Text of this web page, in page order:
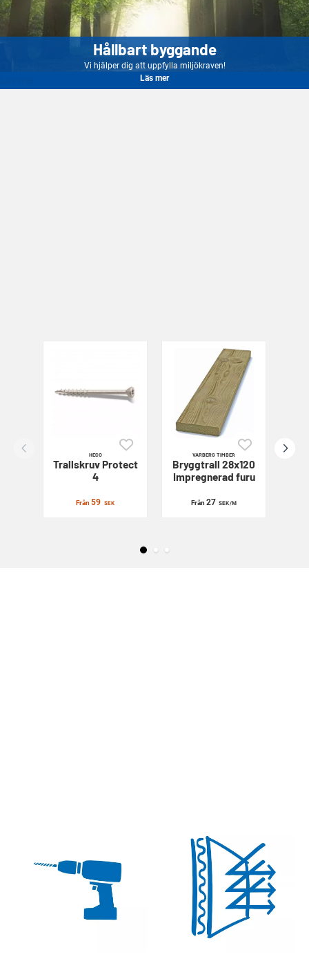
Hållbart byggande
Vi hjälper dig att uppfylla miljökraven!
Läs mer
HECO
TrallskruvProtect
4
Från59 SEK
VARBERG TIMBER
Bryggtrall 28x120
Impregnerad furu
Från 27 SEK/M